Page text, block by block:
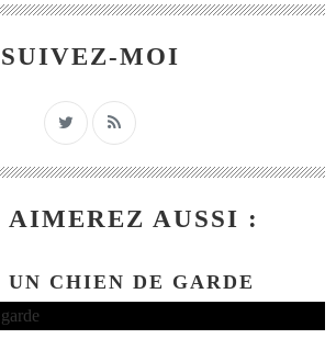
SUIVEZ-MOI
AIMEREZ AUSSI :
UN CHIEN DE GARDE